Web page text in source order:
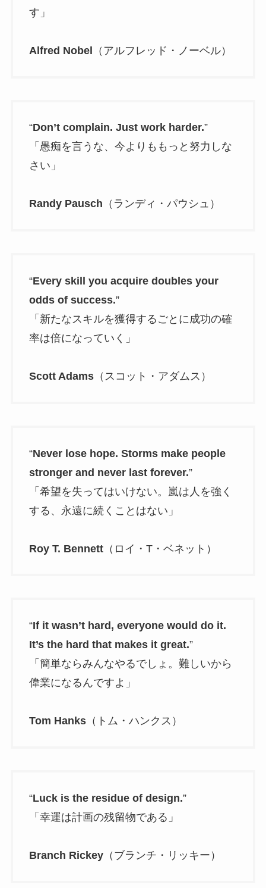
す」
Alfred Nobel （アルフレッド・ノーベル）
“Don’t complain. Just work harder.”
「愚痴を言うな、今よりももっと努力しな
さい」
Randy Pausch （ランディ・パウシュ）
“Every skill you acquire doubles your
odds of success.”
「新たなスキルを獲得するごとに成功の確
率は倍になっていく」
Scott Adams（スコット・アダムス）
“Never lose hope. Storms make people
stronger and never last forever.”
「希望を失ってはいけない。嵐は人を強く
する、永遠に続くことはない」
Roy T. Bennett（ロイ・T・ベネット）
“If it wasn’t hard, everyone would do it.
It’s the hard that makes it great.”
「簡単ならみんなやるでしょ。難しいから
偉業になるんですよ」
Tom Hanks（トム・ハンクス）
“Luck is the residue of design.”
「幸運は計画の残留物である」
Branch Rickey（ブランチ・リッキー）